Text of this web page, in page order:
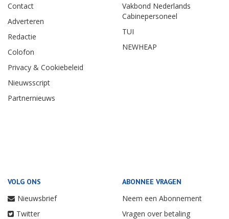
Contact
Adverteren
Redactie
Colofon
Privacy & Cookiebeleid
Nieuwsscript
Partnernieuws
Vakbond Nederlands
Cabinepersoneel
TUI
NEWHEAP
VOLG ONS
Nieuwsbrief
Twitter
ABONNEE VRAGEN
Neem een Abonnement
Vragen over betaling